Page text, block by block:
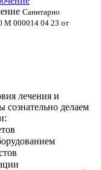
Санитарно
М 000014 04 23 от
лечения и
делаем